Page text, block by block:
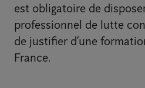
est obligatoire de
professionnel de lutte
de justifier d’une
France.